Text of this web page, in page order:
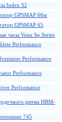
Index S2
GPSMAP 66sr
GPSMAP 65
часы Venu Sq Series
Performance
Performance
Performance
Performance
ритма HRM-
745